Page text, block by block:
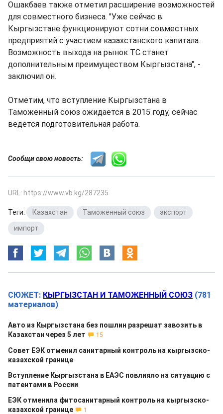
Ошакбаев также отметил расширение возможностей
для совместного бизнеса. "Уже сейчас в
Кыргызстане функционируют сотни совместных
предприятий с участием казахстанского капитала.
Возможность выхода на рынок ТС станет
дополнительным преимуществом Кыргызстана", -
заключил он.
Отметим, что вступление Кыргызстана в
Таможенный союз ожидается в 2015 году, сейчас
ведется подготовительная работа.
Сообщи свою новость:
URL: https://www.vb.kg/287235
Теги: Казахстан Таможенный союз экспорт
импорт
СЮЖЕТ: КЫРГЫЗСТАН И ТАМОЖЕННЫЙ СОЮЗ (781
материалов)
Авто из Кыргызстана без пошлин разрешат завозить в
Казахстан через 5 лет
15
Совет ЕЭК отменил санитарный контроль на кыргызско-
казахской границе
Вступление Кыргызстана в ЕАЭС повлияло на ситуацию с
патентами в России
ЕЭК отменила фитосанитарный контроль на кыргызско-
казахской границе
1